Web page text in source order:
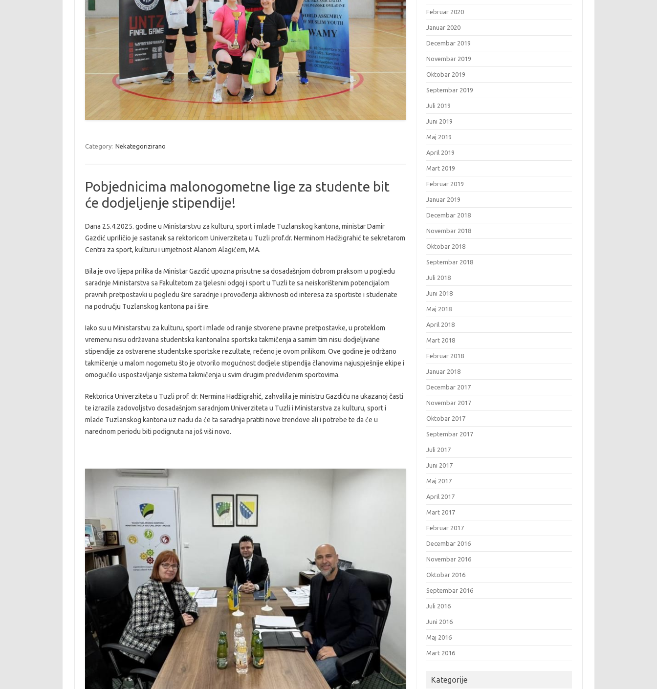
Category: Nekategorizirano
Pobjednicima malonogometne lige za studente bit
će dodjeljenje stipendije!
Dana 25.4.2025. godine u Ministarstvu za kulturu, sport i mlade Tuzlanskog kantona, ministar Damir
Gazdić upriličio je sastanak sa rektoricom Univerziteta u Tuzli prof.dr. Nerminom Hadžigrahić te sekretarom
Centra za sport, kulturu i umjetnost Alanom Alagićem, MA.
Bila je ovo lijepa prilika da Ministar Gazdić upozna prisutne sa dosadašnjom dobrom praksom u pogledu
saradnje Ministarstva sa Fakultetom za tjelesni odgoj i sport u Tuzli te sa neiskorištenim potencijalom
pravnih pretpostavki u pogledu šire saradnje i provođenja aktivnosti od interesa za sportiste i studenate
na području Tuzlanskog kantona pa i šire.
Iako su u Ministarstvu za kulturu, sport i mlade od ranije stvorene pravne pretpostavke, u proteklom
vremenu nisu održavana studentska kantonalna sportska takmičenja a samim tim nisu dodjeljivane
stipendije za ostvarene studentske sportske rezultate, rečeno je ovom prilikom. Ove godine je održano
takmičenje u malom nogometu što je otvorilo mogućnost dodjele stipendija članovima najuspješnije ekipe i
omogućilo uspostavljanje sistema takmičenja u svim drugim predviđenim sportovima.
Rektorica Univerziteta u Tuzli prof. dr. Nermina Hadžigrahić, zahvalila je ministru Gazdiću na ukazanoj časti
te izrazila zadovoljstvo dosadašnjom saradnjom Univerziteta u Tuzli i Ministarstva za kulturu, sport i
mlade Tuzlanskog kantona uz nadu da će ta saradnja pratiti nove trendove ali i potrebe te da će u
narednom periodu biti podignuta na još viši novo.
Februar 2020
Januar 2020
Decembar 2019
Novembar 2019
Oktobar 2019
Septembar 2019
Juli 2019
Juni 2019
Maj 2019
April 2019
Mart 2019
Februar 2019
Januar 2019
Decembar 2018
Novembar 2018
Oktobar 2018
Septembar 2018
Juli 2018
Juni 2018
Maj 2018
April 2018
Mart 2018
Februar 2018
Januar 2018
Decembar 2017
Novembar 2017
Oktobar 2017
Septembar 2017
Juli 2017
Juni 2017
Maj 2017
April 2017
Mart 2017
Februar 2017
Decembar 2016
Novembar 2016
Oktobar 2016
Septembar 2016
Juli 2016
Juni 2016
Maj 2016
Mart 2016
Kategorije